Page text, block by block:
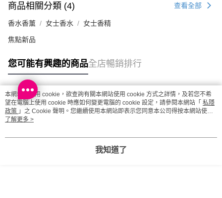
商品相關分類 (4) 查看全部
香水香薰 女士香水 女士香精
焦點新品
您可能有興趣的商品全店暢銷排行
熱門標籤
熱銷排行
本網站中使用 cookie，欲查詢有關本網站使用 cookie 方式之詳情，及若您不希
望在電腦上使用 cookie 時應如何變更電腦的 cookie 設定，請參閱本網站「 私隱
政策 」之 Cookie 聲明。您繼續使用本網站即表示您同意本公司得按本網站使用
條款之 Cookie 聲明使用 cookie。
了解更多 >
我知道了